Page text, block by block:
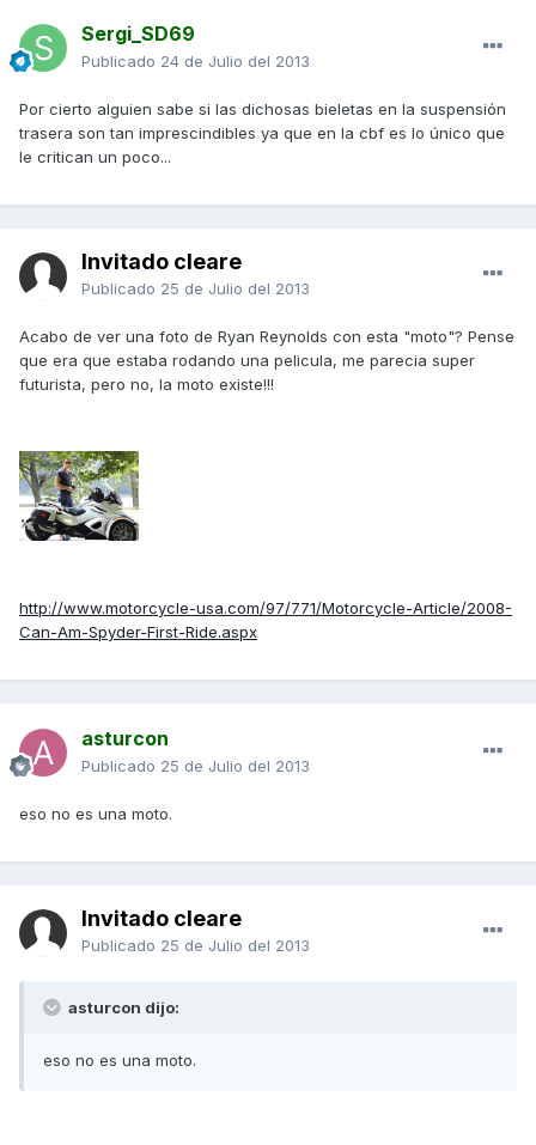
Sergi_SD69
Publicado 24 de Julio del 2013
Por cierto alguien sabe si las dichosas bieletas en la suspensión
trasera son tan imprescindibles ya que en la cbf es lo único que
le critican un poco...
Invitado cleare
Publicado 25 de Julio del 2013
Acabo de ver una foto de Ryan Reynolds con esta "moto"? Pense
que era que estaba rodando una pelicula, me parecia super
futurista, pero no, la moto existe!!!
http://www.motorcycle-usa.com/97/771/Motorcycle-Article/2008-
Can-Am-Spyder-First-Ride.aspx
asturcon
Publicado 25 de Julio del 2013
eso no es una moto.
Invitado cleare
Publicado 25 de Julio del 2013
asturcon dijo:
eso no es una moto.